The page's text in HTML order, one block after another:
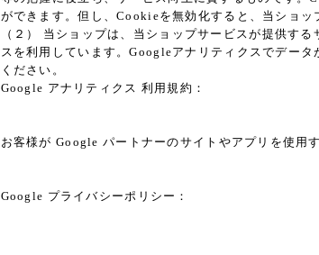
ができます。但し、Cookieを無効化すると、当ショッ
（２） 当ショップは、当ショップサービスが提供す
スを利用しています。Googleアナリティクスでデー
ください。
Google アナリティクス 利用規約：
お客様が Google パートナーのサイトやアプリを使用
Google プライバシーポリシー：